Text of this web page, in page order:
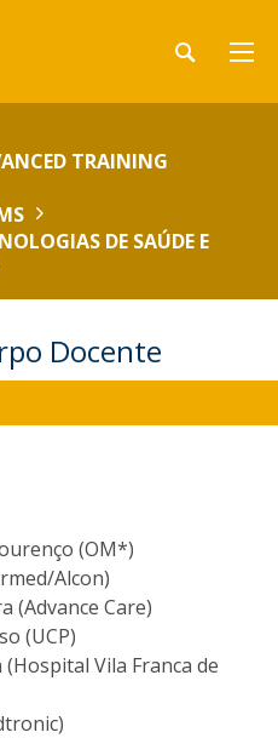
TRAINING
DE SAÚDE E
Docente
(OM*)
Alcon)
(Advance Care)
(UCP)
Vila Franca de